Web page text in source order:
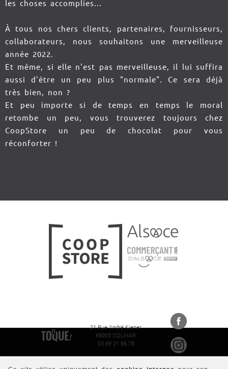
les choses accomplies...
À tous nos chers clients, partenaires, fournisseurs,
collaborateurs, nous souhaitons une merveilleuse
année 2022.
Et même, si elle n'est pas merveilleuse, il lui suffira
aussi d'être un peu plus "normale". Ce sera déjà
très bien, non ?
Et peu importe si de temps en temps le moral
retombe un peu, vous trouverez toujours chez
CoopStore un peu de chocolat pour vous
réconforter !
21 Rue André Kiener
68000 COLMAR
03 89 21 86 78